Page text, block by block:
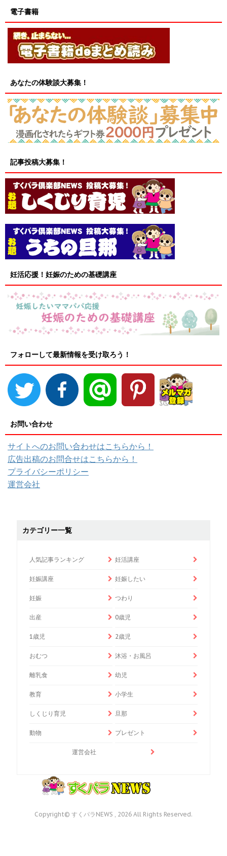
電子書籍
あなたの体験談大募集！
記事投稿大募集！
妊活応援！妊娠のための基礎講座
フォローして最新情報を受け取ろう！
お問い合わせ
サイトへのお問い合わせはこちらから！
広告出稿のお問合せはこちらから！
プライバシーポリシー
運営会社
カテゴリー一覧
人気記事ランキング 妊活講座
妊娠講座 妊娠したい
妊娠 つわり
出産 0歳児
1歳児 2歳児
おむつ 沐浴・お風呂
離乳食 幼児
教育 小学生
しくじり育児 旦那
動物 プレゼント
運営会社
Copyright© すくパラNEWS , 2026 All Rights Reserved.